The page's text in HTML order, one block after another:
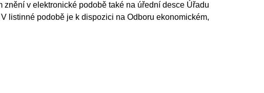
v elektronické podobě také na úřední desce Úřadu
listinné podobě je k dispozici na Odboru ekonomickém,